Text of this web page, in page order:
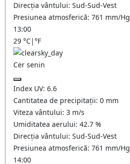
Direcția vântului: Sud-Sud-Vest
Presiunea atmosferică: 761 mm/Hg
13:00
29 °C|°F
Cer senin
Index UV: 6.6
Cantitatea de precipitații: 0 mm
Viteza vântului: 3 m/s
Umiditatea aerului: 42.7 %
Direcția vântului: Sud-Sud-Vest
Presiunea atmosferică: 761 mm/Hg
14:00